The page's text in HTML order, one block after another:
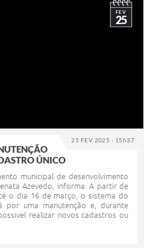
25 FEV 2025 - 15h37
FEV
25
ÚNICO
municipal de desenvolvimento
Azevedo, informa: A partir de
o dia 16 de março, o sistema do
por uma manutenção e, durante
realizar novos cadastros ou